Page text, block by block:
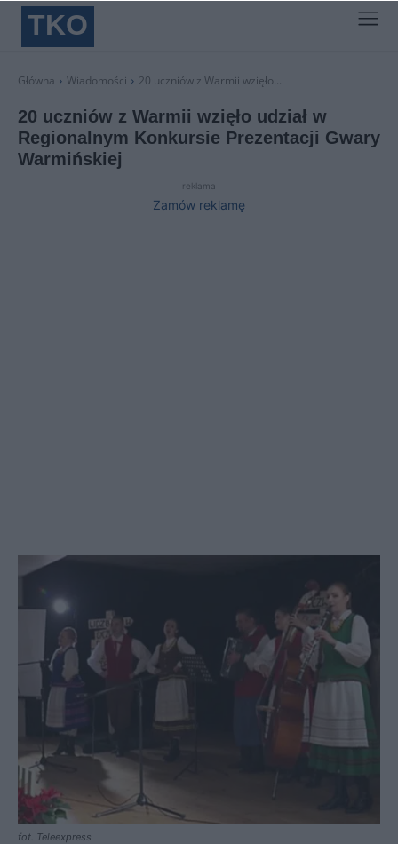
TKO
Główna Wiadomości 20 uczniów z Warmii wzięło...
20 uczniów z Warmii wzięło udział w
Regionalnym Konkursie Prezentacji Gwary
Warmińskiej
reklama
Zamów reklamę
fot. Teleexpress